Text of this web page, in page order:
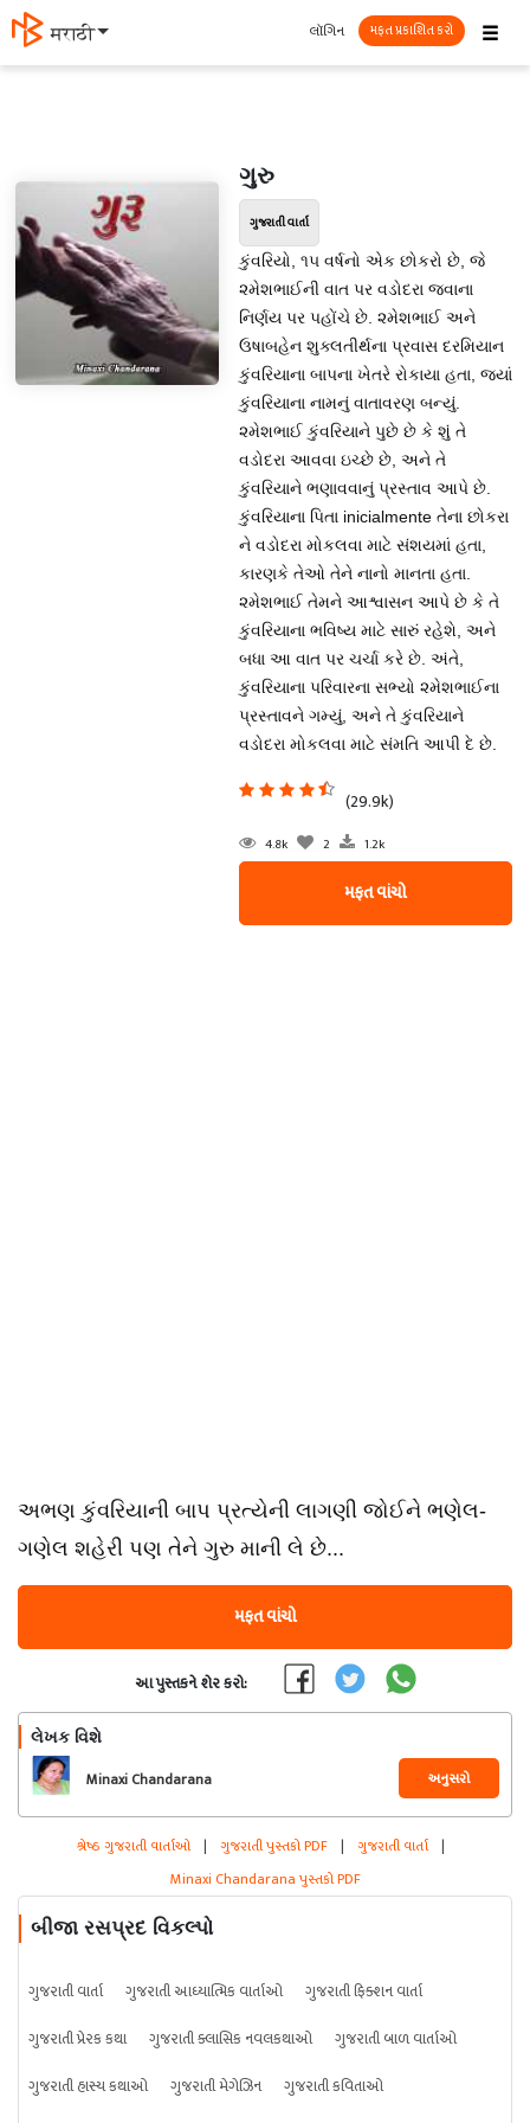
मराठी ☰
લૉગિન મફત પ્રકાશિત કરો
ગુરુ
ગુજરાતી વાર્તા
કુંવરિયો, ૧૫ વર્ષનો એક છોકરો છે, જે
૨મેશભાઈની વાત પર વડોદરા જવાના
નિર્ણય પર પહોંચે છે. ૨મેશભાઈ અને
ઉષાબહેન શુક્‍લતીર્થના પ્રવાસ દરમિયાન
કુંવરિયાના બાપના ખેતરે રોકાયા હતા, જ્યાં
કુંવરિયાના નામનું વાતાવરણ બન્યું.
૨મેશભાઈ કુંવરિયાને પુછે છે કે શું તે
વડોદરા આવવા ઇચ્છે છે, અને તે
કુંવરિયાને ભણાવવાનું પ્રસ્તાવ આપે છે.
કુંવરિયાના પિતા inicialmente તેના છોકરા
ને વડોદરા મોકલવા માટે સંશયમાં હતા,
કારણકે તેઓ તેને નાનો માનતા હતા.
૨મેશભાઈ તેમને આશ્વાસન આપે છે કે તે
કુંવરિયાના ભવિષ્ય માટે સારું રહેશે, અને
બધા આ વાત પર ચર્ચા કરે છે. અંતે,
કુંવરિયાના પરિવારના સભ્યો ૨મેશભાઈના
પ્રસ્તાવને ગમ્યું, અને તે કુંવરિયાને
વડોદરા મોકલવા માટે સંમતિ આપી દે છે.
(29.9k)
4.8k 2 1.2k
મફત વાંચો
અભણ કુંવરિયાની બાપ પ્રત્યેની લાગણી જોઈને ભણેલ-
ગણેલ શહેરી પણ તેને ગુરુ માની લે છે...
મફત વાંચો
આ પુસ્તકને શેર કરો:
લેખક વિશે
Minaxi Chandarana અનુસરો
શ્રેષ્ઠ ગુજરાતી વાર્તાઓ | ગુજરાતી પુસ્તકો PDF | ગુજરાતી વાર્તા |
Minaxi Chandarana પુસ્તકો PDF
બીજા રસપ્રદ વિકલ્પો
ગુજરાતી વાર્તા ગુજરાતી આધ્યાત્મિક વાર્તાઓ
ગુજરાતી ફિક્શન વાર્તા
ગુજરાતી પ્રેરક કથા
ગુજરાતી ક્લાસિક નવલકથાઓ
ગુજરાતી બાળ વાર્તાઓ
ગુજરાતી હાસ્ય કથાઓ
ગુજરાતી મેગેઝિન
ગુજરાતી કવિતાઓ